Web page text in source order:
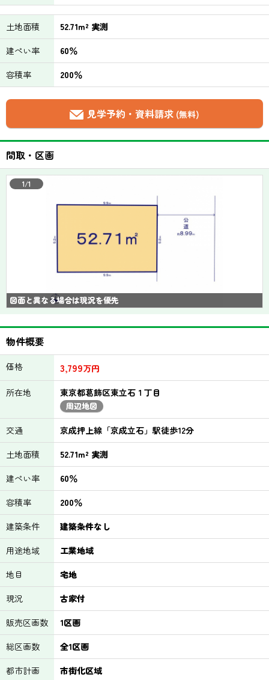
土地面積
52.71m² 実測
建ぺい率
60％
容積率
200％
見学予約・資料請求 (無料)
間取・区画
図面と異なる場合は現況を優先
1/1
物件概要
価格 3,799万円
所在地
東京都葛飾区東立石１丁目
周辺地図
交通
京成押上線「京成立石」駅徒歩12分
土地面積
52.71m² 実測
建ぺい率
60％
容積率
200％
建築条件
建築条件なし
用途地域
工業地域
地目
宅地
現況
古家付
販売区画数
1区画
総区画数
全1区画
都市計画
市街化区域